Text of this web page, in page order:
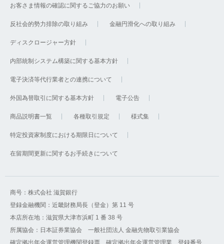
お客さま情報の確認に関するご協力のお願い
反社会的勢力排除の取り組み 金融円滑化への取り組み
ディスクロージャー方針
内部統制システム構築に関する基本方針
電子決済等代行業者との連携について
外国為替取引に関する基本方針 電子公告
商品説明書一覧 各種取引規定 様式集
特定投資家制度における期限日について
在留期間更新に関するお手続きについて
商号：株式会社 滋賀銀行
登録金融機関：近畿財務局長（登金）第 11 号
本店所在地：滋賀県大津市浜町 1 番 38 号
所属協会：日本証券業協会 一般社団法人 金融先物取引業協会
確定拠出年金運営管理機関登録票 確定拠出年金運営管理業 登録番号